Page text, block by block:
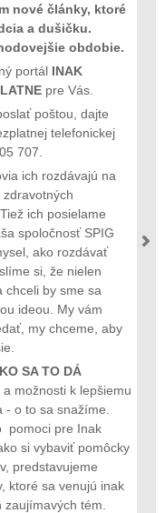
nové články, ktoré
a dušičku.
obdobie.
portál INAK
pre Vás.
poštou, dajte
telefonickej
707.
ich rozdávajú na
zdravotných
ich posielame
spoločnosť SPIG
ako rozdávať
si, že nielen
chceli by sme sa
ideou. My vám
my chceme, aby
SA TO DÁ
možnosti k lepšiemu
o to sa snažíme.
pomoci pre Inak
si vybaviť pomôcky
predstavujeme
ktoré sa venujú inak
tém.